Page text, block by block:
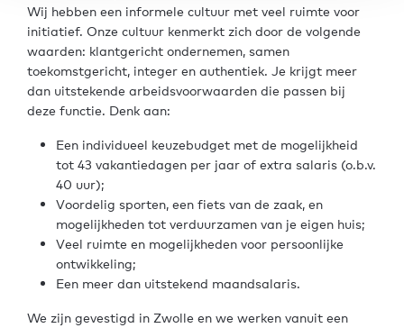
Wij hebben een informele cultuur met veel ruimte voor
initiatief. Onze cultuur kenmerkt zich door de volgende
waarden: klantgericht ondernemen, samen
toekomstgericht, integer en authentiek. Je krijgt meer
dan uitstekende arbeidsvoorwaarden die passen bij
deze functie. Denk aan:
Een individueel keuzebudget met de mogelijkheid
tot 43 vakantiedagen per jaar of extra salaris (o.b.v.
40 uur);
Voordelig sporten, een fiets van de zaak, en
mogelijkheden tot verduurzamen van je eigen huis;
Veel ruimte en mogelijkheden voor persoonlijke
ontwikkeling;
Een meer dan uitstekend maandsalaris.
We zijn gevestigd in Zwolle en we werken vanuit een